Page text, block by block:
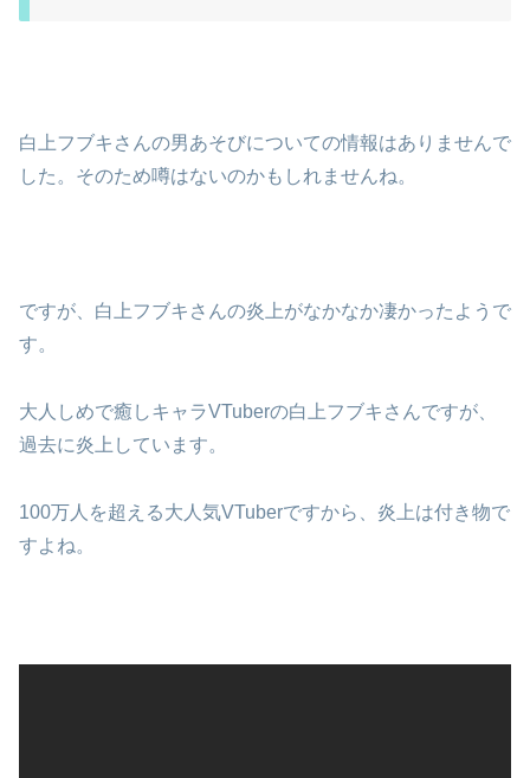
白上フブキさんの男あそびについての情報はありませんで
した。そのため噂はないのかもしれませんね。
ですが、白上フブキさんの炎上がなかなか凄かったようで
す。
大人しめで癒しキャラVTuberの白上フブキさんですが、
過去に炎上しています。
100万人を超える大人気VTuberですから、炎上は付き物で
すよね。